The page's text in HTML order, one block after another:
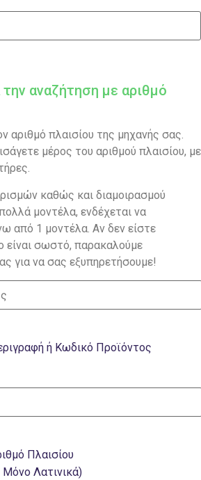
αναζήτηση με αριθμό
αριθμό πλαισίου της μηχανής σας.
μέρος του αριθμού πλαισίου, με
καθώς και διαμοιρασμού
μοντέλα, ενδέχεται να
από 1 μοντέλα. Αν δεν είστε
είναι σωστό, παρακαλούμε
για να σας εξυπηρετήσουμε!
ή Κωδικό Προϊόντος
Πλαισίου
Λατινικά)